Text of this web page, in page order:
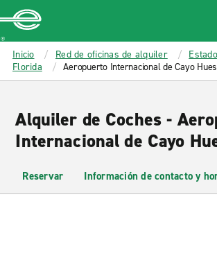
MAIN
CONTENT
Enterprise
Inicio Red de oficinas de alquiler
Florida
Aeropuerto Internacional de Cayo
Alquiler de Coches -
Internacional de Cayo
Reservar Información de contacto y